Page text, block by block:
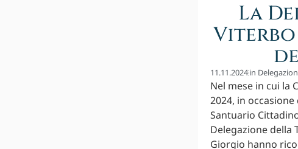
La
11.11.2024in
Nel mese in cui la
2024, in
Santuario
Delegazione della
Giorgio hanno